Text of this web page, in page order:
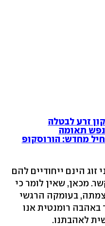
זרע לבטלה
תאומה
מחדש: הורוסקופ
הינם ייחודיים להם
מכאן, שאין לומר כי
בעומקה הרגשי
באהבה רומנטית אנו
לאהבתנו.